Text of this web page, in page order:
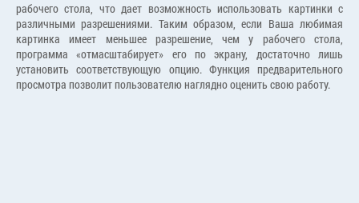
рабочего стола, что дает возможность использовать картинки с
различными разрешениями. Таким образом, если Ваша любимая
картинка имеет меньшее разрешение, чем у рабочего стола,
программа «отмасштабирует» его по экрану, достаточно лишь
установить соответствующую опцию. Функция предварительного
просмотра позволит пользователю наглядно оценить свою работу.